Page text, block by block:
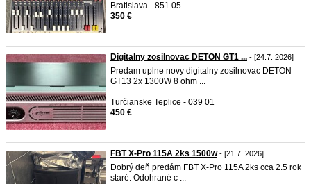
Bratislava - 851 05
350 €
Digitalny zosilnovac DETON GT1 ... - [24.7. 2026]
Predam uplne novy digitalny zosilnovac DETON
GT13 2x 1300W 8 ohm ...
Turčianske Teplice - 039 01
450 €
FBT X-Pro 115A 2ks 1500w- [21.7. 2026]
Dobrý deň predám FBT X-Pro 115A 2ks cca 2.5 rok
staré. Odohrané c ...